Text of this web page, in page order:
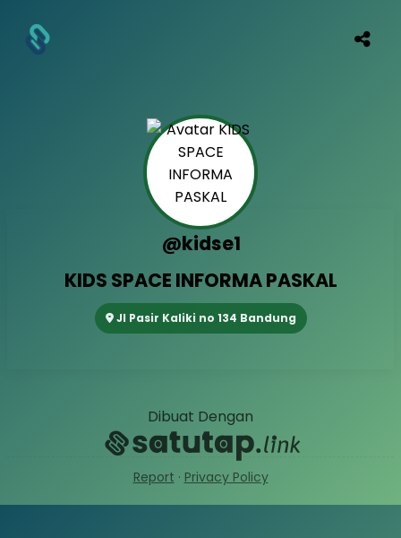
@kidse1
KIDS SPACE INFORMA PASKAL
Jl Pasir Kaliki no 134 Bandung
Dibuat Dengan
Report · Privacy Policy